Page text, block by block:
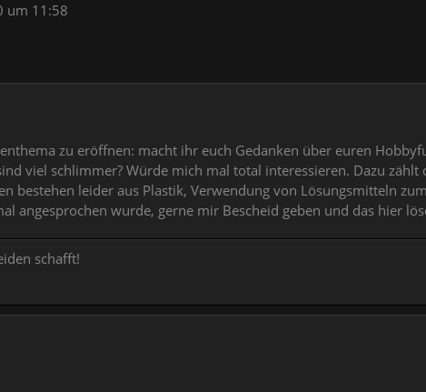
um 11:58
zu eröffnen: macht ihr euch Gedanken über euren
viel schlimmer? Würde mich mal total interessieren. Dazu
bestehen leider aus Plastik, Verwendung von Lösungsmitteln
angesprochen wurde, gerne mir Bescheid geben und das hier
schafft!